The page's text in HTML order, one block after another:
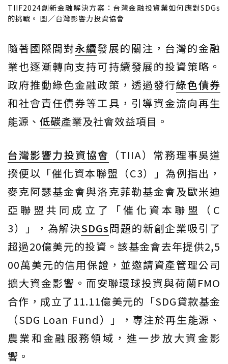
TIIF2024創新金融解決方案：台灣金融投資業如何應對SDGs
的挑戰。 圖／台灣影響力投資協會
隨著國際間對永續發展的關注，台灣的金融
業也逐漸轉向支持可持續發展的投資策略。
政府推動綠色金融政策，透過發行綠色債券
和社會責任債券等工具，引導資金流向再生
能源、 低碳產業及社會效益項目。
台灣影響力投資協會 （TIIA）常務理事吳道
揆便以「催化資本聯盟（C3）」為例指出，
麥克阿瑟基金會與洛克菲勒基金會及歐米迪
亞聯盟共同成立了「催化資本聯盟（C
3）」，為解決SDGs問題的新創企業吸引了
超過20億美元的投資。該基金會去年提供2,5
00萬美元的信用保證，並邀請資產管理公司
擴大資金影響。而安聯環球投資與荷蘭FMO
合作，成立了11.11億美元的「SDG貸款基金
（SDG Loan Fund）」，專注於再生能源、
農業和金融服務領域，進一步放大資金影
響。